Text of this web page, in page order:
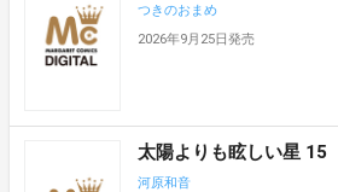
つきのおまめ
2026年9月25日発売
太陽よりも眩しい星 15
河原和音